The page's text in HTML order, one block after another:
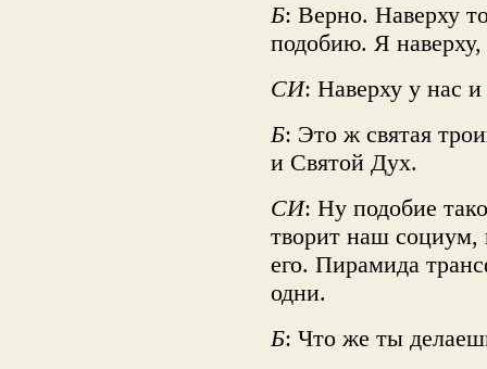
Б: Верно. Наверху
подобию. Я
СИ: Наверху у нас
Б: Это ж святая
и Святой Дух.
СИ: Ну подобие
творит наш социум,
его. Пирамида
одни.
Б: Что же ты